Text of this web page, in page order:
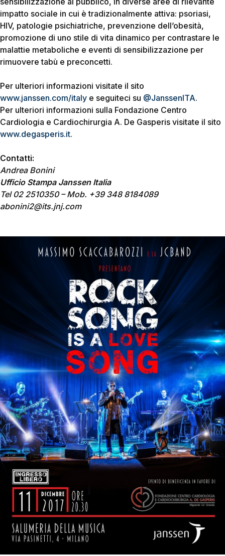
impatto sociale in cui è tradizionalmente attiva: psoriasi,
HIV, patologie psichiatriche, prevenzione dell’obesità,
promozione di uno stile di vita dinamico per contrastare le
malattie metaboliche e eventi di sensibilizzazione per
rimuovere tabù e preconcetti.
Per ulteriori informazioni visitate il sito
www.janssen.com/italy e seguiteci su @JanssenITA.
Per ulteriori informazioni sulla Fondazione Centro
Cardiologia e Cardiochirurgia A. De Gasperis visitate il sito
www.degasperis.it.
Contatti:
Andrea Bonini
Ufficio Stampa Janssen Italia
Tel 02 2510350 – Mob. +39 348 8184089
abonini2@its.jnj.com